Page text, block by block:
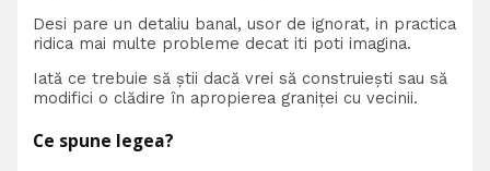
Desi pare un detaliu banal, usor de ignorat, in practica
ridica mai multe probleme decat iti poti imagina.
Iată ce trebuie să știi dacă vrei să construiești sau să
modifici o clădire în apropierea graniței cu vecinii.
Ce spune legea?